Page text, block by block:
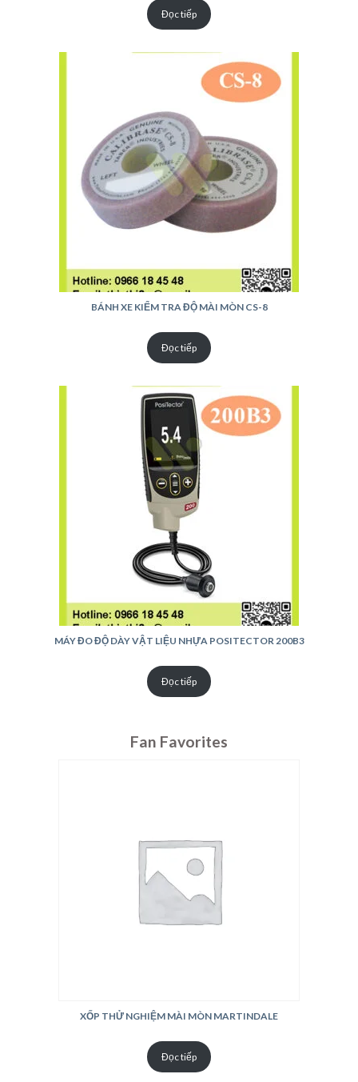
Đọc tiếp
BÁNH XE KIỂM TRA ĐỘ MÀI MÒN CS-8
Đọc tiếp
MÁY ĐO ĐỘ DÀY VẬT LIỆU NHỰA POSITECTOR 200B3
Đọc tiếp
Fan Favorites
XỐP THỬ NGHIỆM MÀI MÒN MARTINDALE
Đọc tiếp